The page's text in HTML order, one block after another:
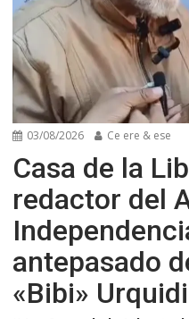
03/08/2026 Ce ere & ese
Casa de la
redactor del
antepasado
«Bibi» Urquidi